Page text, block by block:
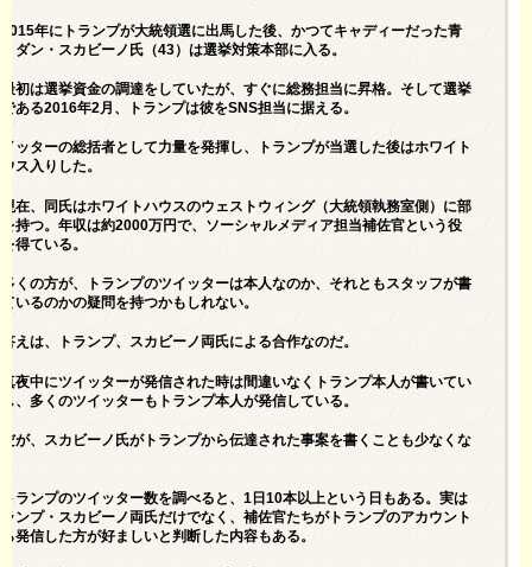
年にトランプが大統領選に出馬した後、かつてキャディーだった青
ダン・スカビーノ氏（43）は選挙対策本部に入る。
初は選挙資金の調達をしていたが、すぐに総務担当に昇格。そして選挙
ある2016年2月、トランプは彼をSNS担当に据える。
ッターの総括者として力量を発揮し、トランプが当選した後はホワイト
ス入りした。
在、同氏はホワイトハウスのウェストウィング（大統領執務室側）に部
持つ。年収は約2000万円で、ソーシャルメディア担当補佐官という役
得ている。
くの方が、トランプのツイッターは本人なのか、それともスタッフが書
いるのかの疑問を持つかもしれない。
えは、トランプ、スカビーノ両氏による合作なのだ。
夜中にツイッターが発信された時は間違いなくトランプ本人が書いてい
、多くのツイッターもトランプ本人が発信している。
が、スカビーノ氏がトランプから伝達された事案を書くことも少なくな
ランプのツイッター数を調べると、1日10本以上という日もある。実は
ンプ・スカビーノ両氏だけでなく、補佐官たちがトランプのアカウント
発信した方が好ましいと判断した内容もある。